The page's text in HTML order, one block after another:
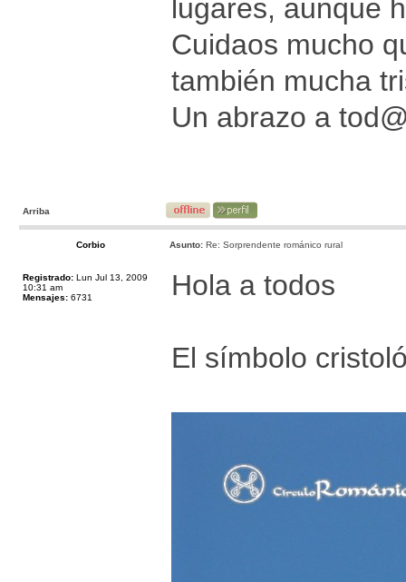
lugares, aunque
Cuidaos mucho
también mucha
Un abrazo a
Arriba
Corbio Asunto: Re: Sorprendente románico rural
Registrado: Lun Jul 13, 2009
10:31 am
Mensajes: 6731 Hola a todos
El símbolo